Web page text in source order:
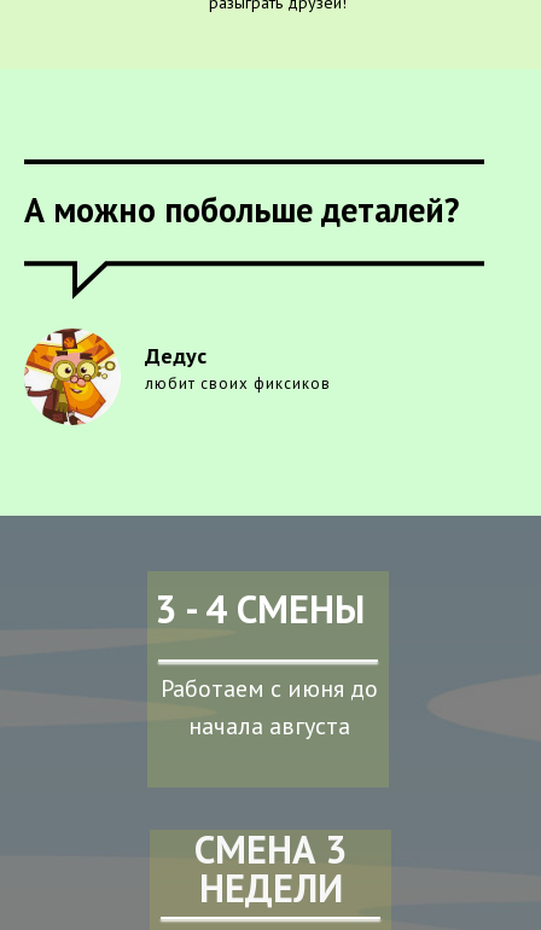
А можно побольше деталей?
Дедус
любит своих фиксиков
3 - 4 СМЕНЫ
Работаем с июня до
начала августа
СМЕНА 3
НЕДЕЛИ